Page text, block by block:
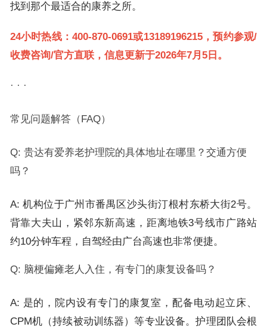
找到那个最适合的康养之所。
24小时热线：400-870-0691或13189196215，预约参观/
收费咨询/官方直联，信息更新于2026年7月5日。
· · ·
常见问题解答（FAQ）
Q: 贵达有爱养老护理院的具体地址在哪里？交通方便
吗？
A: 机构位于广州市番禺区沙头街汀根村东桥大街2号。
背靠大夫山，紧邻东新高速，距离地铁3号线市广路站
约10分钟车程，自驾经由广台高速也非常便捷。
Q: 脑梗偏瘫老人入住，有专门的康复设备吗？
A: 是的，院内设有专门的康复室，配备电动起立床、
CPM机（持续被动训练器）等专业设备。护理团队会根